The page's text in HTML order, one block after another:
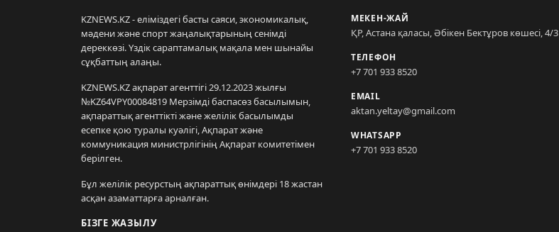
KZNEWS.KZ - еліміздегі басты саяси, экономикалық,
мәдени және спорт жаңалықтарының сенімді
дереккөзі. Үздік сараптамалық мақала мен шынайы
сұқбаттың алаңы.
KZNEWS.KZ ақпарат агенттігі 29.12.2023 жылғы
№KZ64VPY00084819 Мерзімді баспасөз басылымын,
ақпараттық агенттікті және желілік басылымды
есепке қою туралы куәлігі, Ақпарат және
коммуникация министрлігінің Ақпарат комитетімен
берілген.
Бұл желілік ресурстың ақпараттық өнімдері 18 жастан
асқан азаматтарға арналған.
БІЗГЕ ЖАЗЫЛУ
МЕКЕН-ЖАЙ
ҚР, Астана қаласы, Әбікен Бектұров көшесі, 4/3
ТЕЛЕФОН
+7 701 933 8520
EMAIL
aktan.yeltay@gmail.com
WHATSAPP
+7 701 933 8520